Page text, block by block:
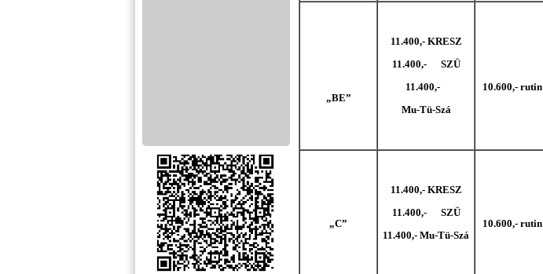
„BE”
11.400,- KRESZ
11.400,- SZÜ
11.400,-
Mu-Tü-Szá
10.600,- rutin
„C”
11.400,- KRESZ
11.400,- SZÜ
11.400,- Mu-Tü-Szá
10.600,- rutin